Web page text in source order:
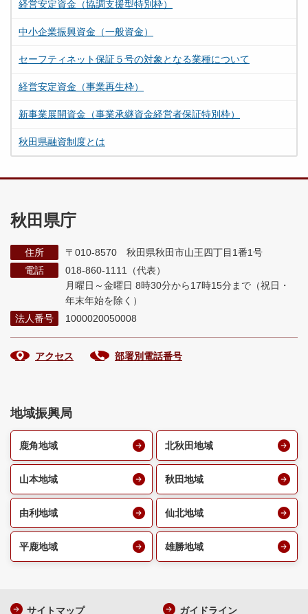
経営安定資金（協調支援型特別枠）
中小企業振興資金（一般資金）
セーフティネット保証５号の対象となる業種について
経営安定資金（事業再生枠）
新事業展開資金（事業承継資金経営者保証特別枠）
秋田県融資制度とは
秋田県庁
住所
〒010-8570 秋田県秋田市山王四丁目1番1号
電話
018-860-1111（代表）
月曜日～金曜日 8時30分から17時15分まで （祝日・
年末年始を除く）
法人番号
1000020050008
アクセス 部署別電話番号
地域振興局
鹿角地域 北秋田地域
山本地域 秋田地域
由利地域 仙北地域
平鹿地域 雄勝地域
サイトマップ ガイドライン